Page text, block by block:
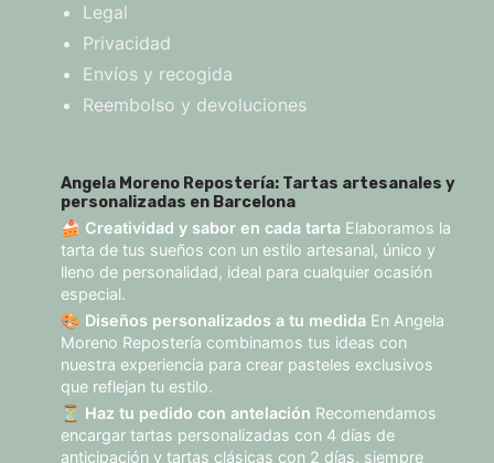
Legal
Privacidad
Envíos y recogida
Reembolso y devoluciones
Angela Moreno Repostería: Tartas artesanales y
personalizadas en Barcelona
🍰 Creatividad y sabor en cada tarta Elaboramos la
tarta de tus sueños con un estilo artesanal, único y
lleno de personalidad, ideal para cualquier ocasión
especial.
🎨 Diseños personalizados a tu medida En Angela
Moreno Repostería combinamos tus ideas con
nuestra experiencia para crear pasteles exclusivos
que reflejan tu estilo.
⏳ Haz tu pedido con antelación Recomendamos
encargar tartas personalizadas con 4 días de
anticipación y tartas clásicas con 2 días, siempre